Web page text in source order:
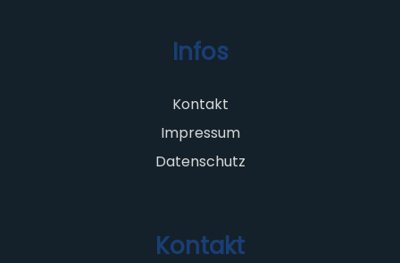
Infos
Kontakt
Impressum
Datenschutz
Kontakt